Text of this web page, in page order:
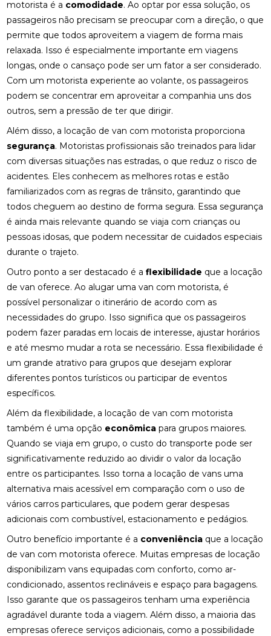
motorista é a comodidade. Ao optar por essa solução, os
passageiros não precisam se preocupar com a direção, o que
permite que todos aproveitem a viagem de forma mais
relaxada. Isso é especialmente importante em viagens
longas, onde o cansaço pode ser um fator a ser considerado.
Com um motorista experiente ao volante, os passageiros
podem se concentrar em aproveitar a companhia uns dos
outros, sem a pressão de ter que dirigir.
Além disso, a locação de van com motorista proporciona
segurança. Motoristas profissionais são treinados para lidar
com diversas situações nas estradas, o que reduz o risco de
acidentes. Eles conhecem as melhores rotas e estão
familiarizados com as regras de trânsito, garantindo que
todos cheguem ao destino de forma segura. Essa segurança
é ainda mais relevante quando se viaja com crianças ou
pessoas idosas, que podem necessitar de cuidados especiais
durante o trajeto.
Outro ponto a ser destacado é aflexibilidade que a locação
de van oferece. Ao alugar uma van com motorista, é
possível personalizar o itinerário de acordo com as
necessidades do grupo. Isso significa que os passageiros
podem fazer paradas em locais de interesse, ajustar horários
e até mesmo mudar a rota se necessário. Essa flexibilidade é
um grande atrativo para grupos que desejam explorar
diferentes pontos turísticos ou participar de eventos
específicos.
Além da flexibilidade, a locação de van com motorista
também é uma opção econômica para grupos maiores.
Quando se viaja em grupo, o custo do transporte pode ser
significativamente reduzido ao dividir o valor da locação
entre os participantes. Isso torna a locação de vans uma
alternativa mais acessível em comparação com o uso de
vários carros particulares, que podem gerar despesas
adicionais com combustível, estacionamento e pedágios.
Outro benefício importante é a conveniência que a locação
de van com motorista oferece. Muitas empresas de locação
disponibilizam vans equipadas com conforto, como ar-
condicionado, assentos reclináveis e espaço para bagagens.
Isso garante que os passageiros tenham uma experiência
agradável durante toda a viagem. Além disso, a maioria das
empresas oferece serviços adicionais, como a possibilidade